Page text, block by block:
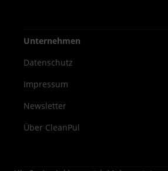
Unternehmen
Datenschutz
Impressum
Newsletter
Über CleanPul